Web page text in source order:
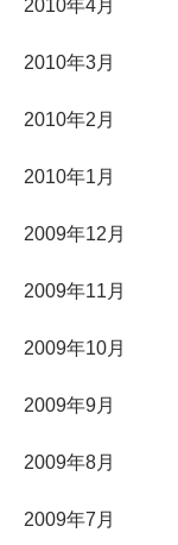
2010年4月
2010年3月
2010年2月
2010年1月
2009年12月
2009年11月
2009年10月
2009年9月
2009年8月
2009年7月